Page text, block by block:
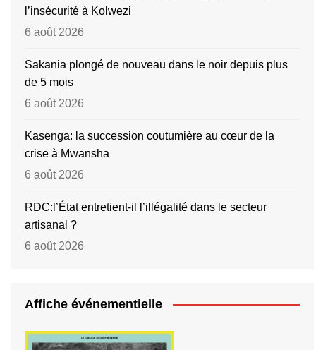
l’insécurité à Kolwezi
6 août 2026
Sakania plongé de nouveau dans le noir depuis plus
de 5 mois
6 août 2026
Kasenga: la succession coutumière au cœur de la
crise à Mwansha
6 août 2026
RDC:l’État entretient-il l’illégalité dans le secteur
artisanal ?
6 août 2026
Affiche événementielle